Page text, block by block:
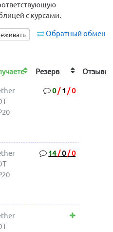
с курсами.
Обратный обмен
Резерв
0/ 1 /0
14/0/0